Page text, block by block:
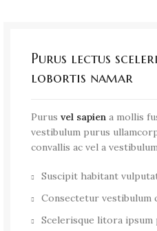
Purus lectus
lobortis namar
Purus vel sapien a mollis
vestibulum purus
convallis ac vel a
Suscipit habitant
Consectetur vestibulum
Scelerisque litora